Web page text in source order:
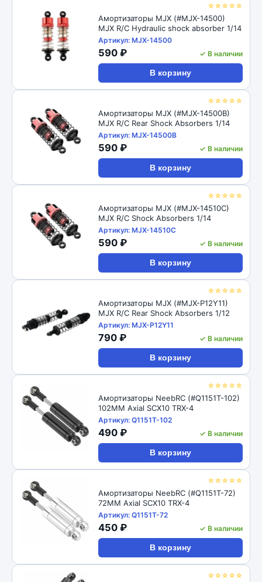
☆☆☆☆☆
Амортизаторы MJX (#MJX-14500)
MJX R/C Hydraulic shock absorber 1/14
Артикул: MJX-14500
590 ₽ ✓ В наличии
В корзину
☆☆☆☆☆
Амортизаторы MJX (#MJX-14500B)
MJX R/C Rear Shock Absorbers 1/14
Артикул: MJX-14500B
590 ₽ ✓ В наличии
В корзину
☆☆☆☆☆
Амортизаторы MJX (#MJX-14510C)
MJX R/C Shock Absorbers 1/14
Артикул: MJX-14510C
590 ₽ ✓ В наличии
В корзину
☆☆☆☆☆
Амортизаторы MJX (#MJX-P12Y11)
MJX R/C Rear Shock Absorbers 1/12
Артикул: MJX-P12Y11
790 ₽ ✓ В наличии
В корзину
☆☆☆☆☆
Амортизаторы NeebRC (#Q1151T-102)
102MM Axial SCX10 TRX-4
Артикул: Q1151T-102
490 ₽ ✓ В наличии
В корзину
☆☆☆☆☆
Амортизаторы NeebRC (#Q1151T-72)
72MM Axial SCX10 TRX-4
Артикул: Q1151T-72
450 ₽ ✓ В наличии
В корзину
☆☆☆☆☆